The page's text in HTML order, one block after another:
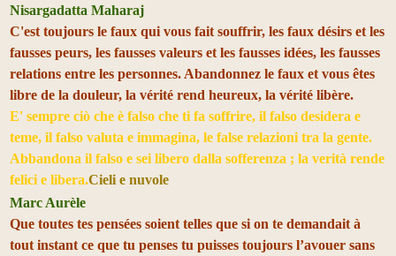
Nisargadatta Maharaj
C'est toujours le faux qui vous fait souffrir, les faux désirs et les
fausses peurs, les fausses valeurs et les fausses idées, les fausses
relations entre les personnes. Abandonnez le faux et vous êtes
libre de la douleur, la vérité rend heureux, la vérité libère.
E' sempre ciò che è falso che ti fa soffrire, il falso desidera e
teme, il falso valuta e immagina, le false relazioni tra la gente.
Abbandona il falso e sei libero dalla sofferenza ; la verità rende
felici e libera.Cieli e nuvole
Marc Aurèle
Que toutes tes pensées soient telles que si on te demandait à
tout instant ce que tu penses tu puisses toujours l’avouer sans